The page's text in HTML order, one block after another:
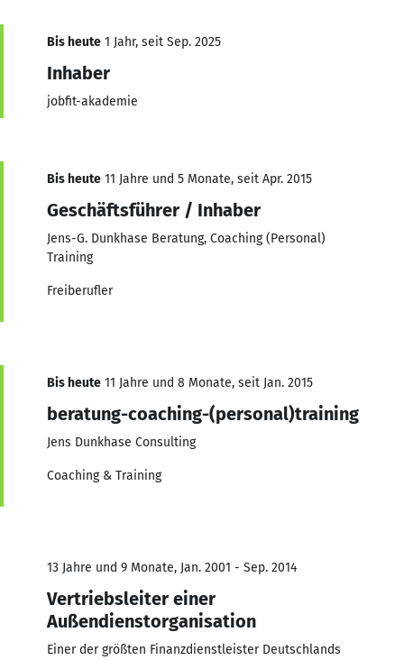
Bis heute 1 Jahr, seit Sep. 2025
Inhaber
jobfit-akademie
Bis heute 11 Jahre und 5 Monate, seit Apr. 2015
Geschäftsführer / Inhaber
Jens-G. Dunkhase Beratung, Coaching (Personal)
Training
Freiberufler
Bis heute 11 Jahre und 8 Monate, seit Jan. 2015
beratung-coaching-(personal)training
Jens Dunkhase Consulting
Coaching & Training
13 Jahre und 9 Monate, Jan. 2001 - Sep. 2014
Vertriebsleiter einer
Außendienstorganisation
Einer der größten Finanzdienstleister Deutschlands